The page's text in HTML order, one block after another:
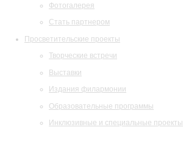
Фотогалерея
Стать партнером
Просветительские проекты
Творческие встречи
Выставки
Издания филармонии
Образовательные программы
Инклюзивные и специальные проекты